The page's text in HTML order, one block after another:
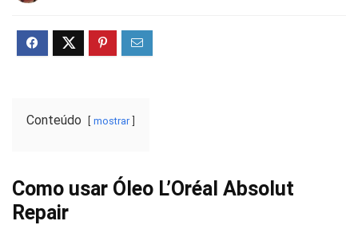
Conteúdo mostrar
Como usar Óleo L’Oréal Absolut
Repair